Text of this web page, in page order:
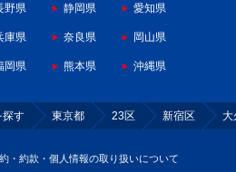
野県 静岡県 愛知県
庫県 奈良県 岡山県
岡県 熊本県 沖縄県
探す 東京都 23区 新宿区 大
・約款・個人情報の取り扱いについて